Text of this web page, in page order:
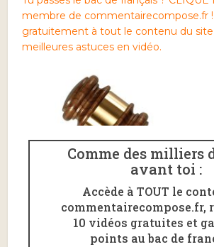
membre de commentairecompose.fr !
gratuitement à tout le contenu du
meilleures astuces en vidéo.
Comme des milliers
avant toi :
Accède à TOUT le
commentairecompose.fr,
10 vidéos gratuites et
points au bac de